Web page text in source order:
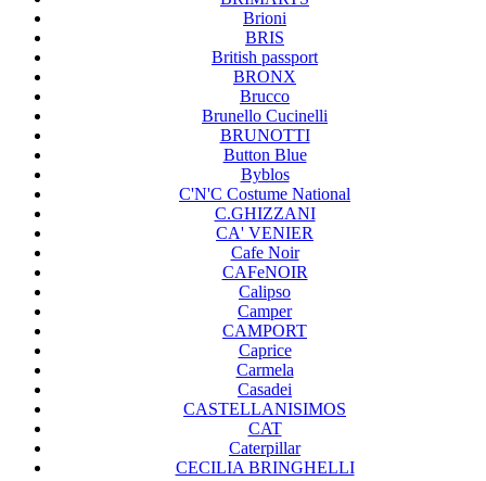
Brioni
BRIS
British passport
BRONX
Brucco
Brunello Cucinelli
BRUNOTTI
Button Blue
Byblos
C'N'C Costume National
C.GHIZZANI
CA' VENIER
Cafe Noir
CAFeNOIR
Calipso
Camper
CAMPORT
Caprice
Carmela
Casadei
CASTELLANISIMOS
CAT
Caterpillar
CECILIA BRINGHELLI